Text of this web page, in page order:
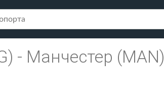
- Манчестер (MAN)